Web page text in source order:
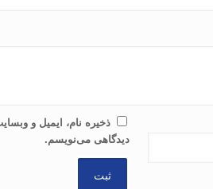
ذخیره نام، ایمیل و
دیدگاهی می‌نویسم.